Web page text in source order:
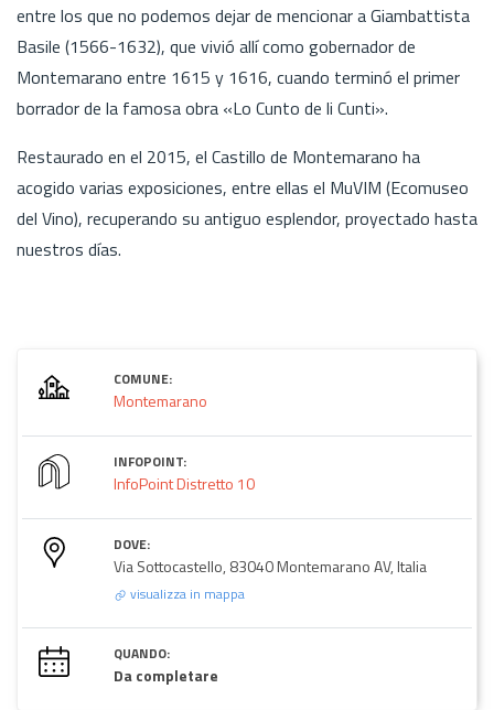
entre los que no podemos dejar de mencionar a Giambattista
Basile (1566-1632), que vivió allí como gobernador de
Montemarano entre 1615 y 1616, cuando terminó el primer
borrador de la famosa obra «Lo Cunto de li Cunti».
Restaurado en el 2015, el Castillo de Montemarano ha
acogido varias exposiciones, entre ellas el MuVIM (Ecomuseo
del Vino), recuperando su antiguo esplendor, proyectado hasta
nuestros días.
COMUNE:
Montemarano
INFOPOINT:
InfoPoint Distretto 10
DOVE:
Via Sottocastello, 83040 Montemarano AV, Italia
visualizza in mappa
QUANDO:
Da completare